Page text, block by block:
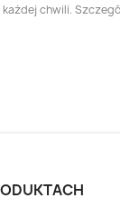
chwili.